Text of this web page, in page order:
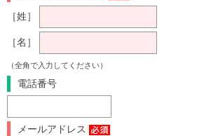
［姓］
［名］
（全角で入力してください）
電話番号
メールアドレス